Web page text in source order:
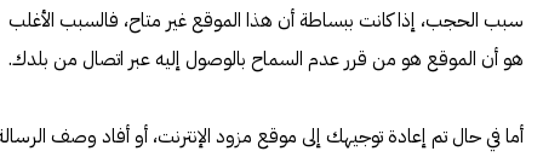
سبب الحجب، إذا كانت ببساطة أن هذا الموقع غير متاح، فالسبب الأغلب
هو أن الموقع هو من قرر عدم السماح بالوصول إليه عبر اتصال من بلدك.
أما في حال تم إعادة توجيهك إلى موقع مزود الإنترنت، أو أفاد وصف